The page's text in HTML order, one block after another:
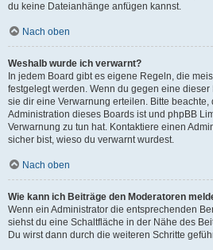
du keine Dateianhänge anfügen kannst.
Nach oben
Weshalb wurde ich verwarnt?
In jedem Board gibt es eigene Regeln, die
festgelegt werden. Wenn du gegen eine
sie dir eine Verwarnung erteilen. Bitte
Administration dieses Boards ist und phpBB
Verwarnung zu tun hat. Kontaktiere einen
sicher bist, wieso du verwarnt wurdest.
Nach oben
Wie kann ich Beiträge den Moderatoren
Wenn ein Administrator die entsprechenden
siehst du eine Schaltfläche in der Nähe des
Du wirst dann durch die weiteren Schritte